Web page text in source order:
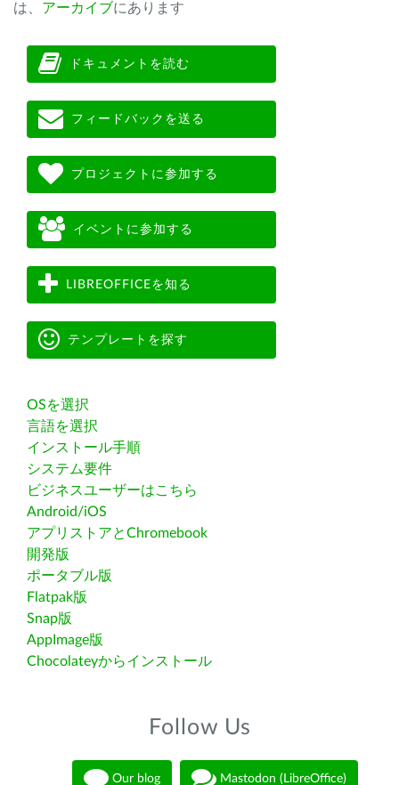
は、 アーカイブにあります
ドキュメントを読む
フィードバックを送る
プロジェクトに参加する
イベントに参加する
LIBREOFFICEを知る
テンプレートを探す
OSを選択
言語を選択
インストール手順
システム要件
ビジネスユーザーはこちら
Android/iOS
アプリストアとChromebook
開発版
ポータブル版
Flatpak版
Snap版
AppImage版
Chocolateyからインストール
Follow Us
Our blog Mastodon (LibreOffice)